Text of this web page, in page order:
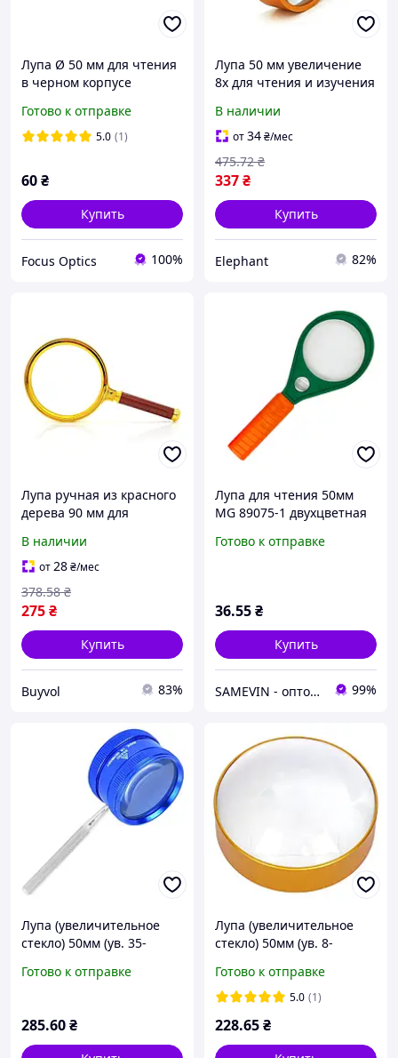
Лупа Ø 50 мм для чтения
в черном корпусе
различных областях
Готово к отправке
5.0 (1)
60₴
Купить
Focus Optics 100%
Лупа 50 мм увеличение
8x для чтения и изучения
стекло 52x20 EPT
В наличии
от34₴/мес
337₴
475.72 ₴
Купить
Elephant 82%
Лупа ручная из красного
дерева 90 мм для
увеличением и удобной
ручкой BUV
В наличии
от28₴/мес
275₴
378.58 ₴
Купить
Buyvol 83%
Лупа для чтения 50мм
MG 89075-1 двухцветная
Готово к отправке
36.55₴
Купить
SAMEVIN - оптово-розничный интернет-магазин 99%
Лупа (увеличительное
стекло) 50мм (ув. 35-
лупа для читания
Готово к отправке
285.60₴
Лупа (увеличительное
стекло) 50мм (ув. 8-
лупа для чтения
Готово к отправке
5.0 (1)
228.65₴